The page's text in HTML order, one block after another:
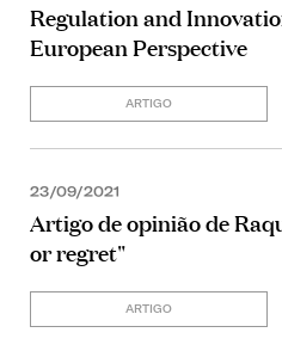
Regulation and
European Perspective
ARTIGO
23/09/2021
Artigo de opinião de
or regret"
ARTIGO